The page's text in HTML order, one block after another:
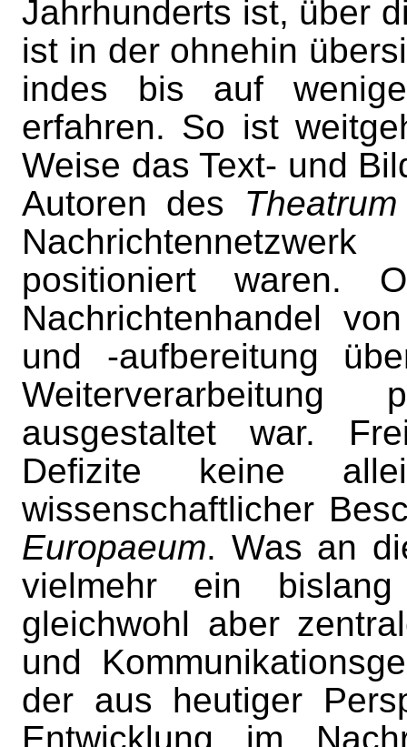
Jahrhunderts ist, über
ist in der ohnehin
indes bis auf
erfahren. So ist
Weise das Text- und
Autoren des Theatrum
positioniert waren.
Nachrichtenhandel
und -aufbereitung
ausgestaltet war.
Defizite keine
wissenschaftlicher
Europaeum. Was an
vielmehr ein bislang
gleichwohl aber
und
der aus heutiger
Entwicklung im